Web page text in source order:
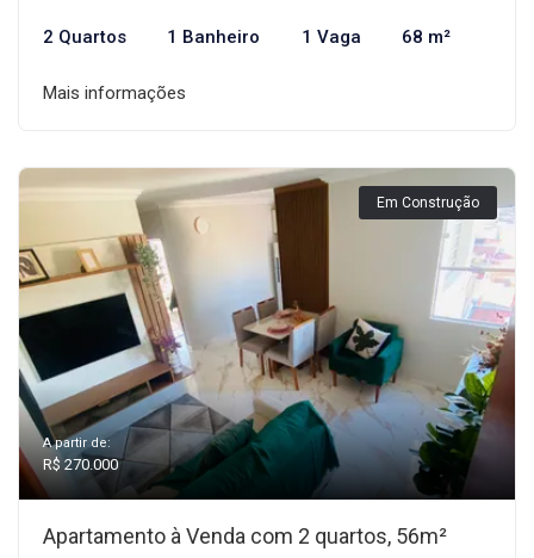
2 Quartos 1 Banheiro 1 Vaga 68 m²
Mais informações
Em Construção
A partir de:
R$ 270.000
Apartamento à Venda com 2 quartos, 56m²